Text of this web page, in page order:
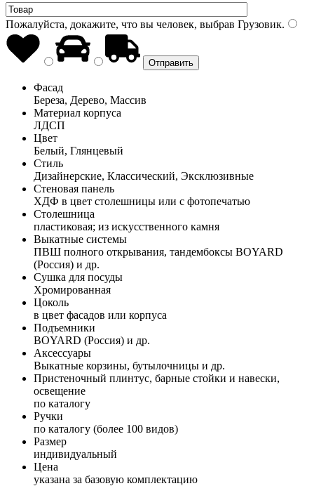
Пожалуйста, докажите, что вы человек, выбрав Грузовик.
Фасад
Береза, Дерево, Массив
Материал корпуса
ЛДСП
Цвет
Белый, Глянцевый
Стиль
Дизайнерские, Классический, Эксклюзивные
Стеновая панель
ХДФ в цвет столешницы или с фотопечатью
Столешница
пластиковая; из искусственного камня
Выкатные системы
ПВШ полного открывания, тандембоксы BOYARD
(Россия) и др.
Сушка для посуды
Хромированная
Цоколь
в цвет фасадов или корпуса
Подъемники
BOYARD (Россия) и др.
Аксессуары
Выкатные корзины, бутылочницы и др.
Пристеночный плинтус, барные стойки и навески,
освещение
по каталогу
Ручки
по каталогу (более 100 видов)
Размер
индивидуальный
Цена
указана за базовую комплектацию